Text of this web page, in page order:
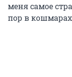
меня самое
пор в кошмарах